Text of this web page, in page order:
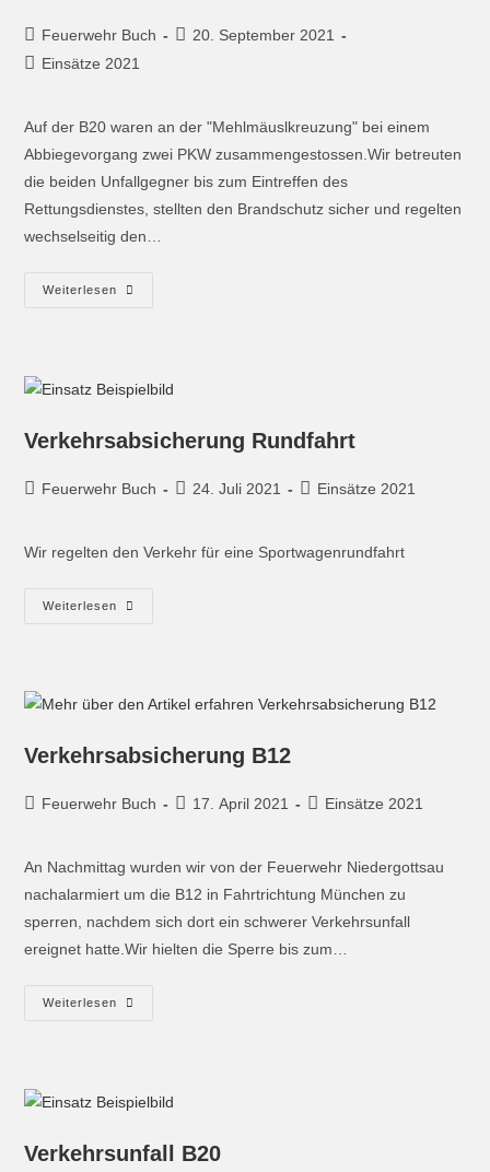
Feuerwehr Buch
20. September 2021
Einsätze 2021
Auf der B20 waren an der "Mehlmäuslkreuzung" bei einem
Abbiegevorgang zwei PKW zusammengestossen.Wir betreuten
die beiden Unfallgegner bis zum Eintreffen des
Rettungsdienstes, stellten den Brandschutz sicher und regelten
wechselseitig den…
Weiterlesen
Verkehrsabsicherung Rundfahrt
Feuerwehr Buch 24. Juli 2021 Einsätze 2021
Wir regelten den Verkehr für eine Sportwagenrundfahrt
Weiterlesen
Verkehrsabsicherung B12
Feuerwehr Buch 17. April 2021 Einsätze 2021
An Nachmittag wurden wir von der Feuerwehr Niedergottsau
nachalarmiert um die B12 in Fahrtrichtung München zu
sperren, nachdem sich dort ein schwerer Verkehrsunfall
ereignet hatte.Wir hielten die Sperre bis zum…
Weiterlesen
Verkehrsunfall B20